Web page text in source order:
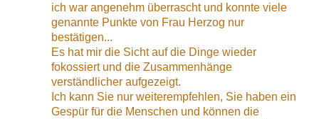
ich war angenehm überrascht und konnte viele
genannte Punkte von Frau Herzog nur
bestätigen...
Es hat mir die Sicht auf die Dinge wieder
fokossiert und die Zusammenhänge
verständlicher aufgezeigt.
Ich kann Sie nur weiterempfehlen, Sie haben ein
Gespür für die Menschen und können die